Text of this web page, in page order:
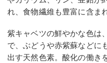
れ、食物繊維も豊富に含ま
紫キャベツの鮮やかな色は
で、ぶどうや赤紫蘇などに
出す天然色素。酸化の働き